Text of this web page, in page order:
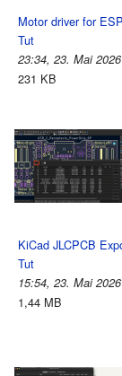
Motor driver for
Tut
23:34, 23. Mai 2026
231 KB
KiCad JLCPCB
Tut
15:54, 23. Mai 2026
1,44 MB